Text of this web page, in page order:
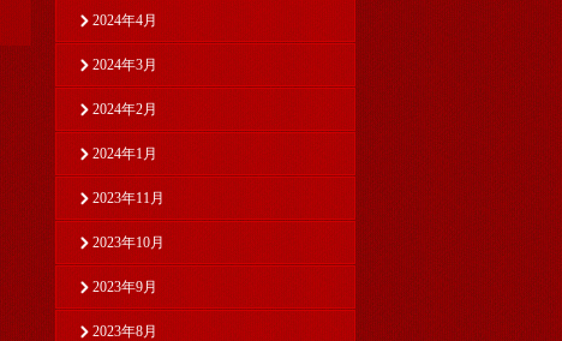
2024年4月
2024年3月
2024年2月
2024年1月
2023年11月
2023年10月
2023年9月
2023年8月